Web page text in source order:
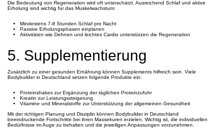
Die Bedeutung von Regeneration wird oft unterschätzt. Ausreichend Schlaf und aktive
Erholung sind wichtig für das Muskelwachstum:
Mindestens 7-8 Stunden Schlaf pro Nacht
Passive Erholungsphasen einplanen
Aktivitäten wie Dehnen und leichtes Cardio unterstützen die Regeneration
5. Supplementierung
Zusätzlich zu einer gesunden Ernährung können Supplements hilfreich sein. Viele
Bodybuilder in Deutschland setzen folgende Produkte ein:
Proteinshakes zur Ergänzung der täglichen Proteinzufuhr
Kreatin zur Leistungssteigerung
Vitamine und Mineralstoffe zur Unterstützung der allgemeinen Gesundheit
Mit der richtigen Planung und Disziplin können Bodybuilder in Deutschland
beeindruckende Fortschritte bei ihren Massekuren erzielen. Wichtig ist, die individuellen
Bedürfnisse im Auge zu behalten und die jeweiligen Anpassungen vorzunehmen.